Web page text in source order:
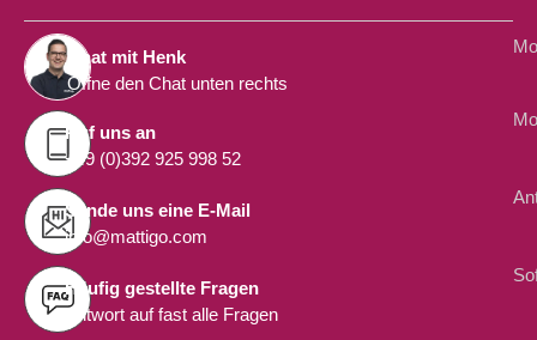
Chat mit Henk
Öffne den Chat unten rechts
Ruf uns an
+49 (0)392 925 998 52
Sende uns eine E-Mail
info@mattigo.com
Häufig gestellte Fragen
Antwort auf fast alle Fragen